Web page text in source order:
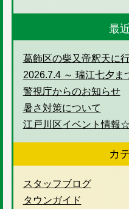
最
葛飾区の柴又帝釈天に
2026.7.4 ～ 瑞江七夕ま
警視庁からのお知らせ
暑さ対策について
江戸川区イベント情報
カ
スタッフブログ
タウンガイド